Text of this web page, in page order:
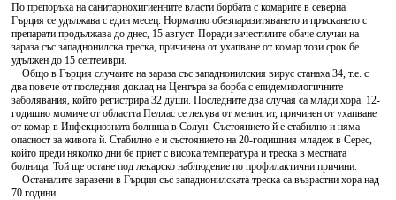
По препоръка на санитарнохигиенните власти борбата с комарите в северна
Гърция се удължава с един месец. Нормално обезпаразитяването и пръскането с
препарати продължава до днес, 15 август. Поради зачестилите обаче случаи на
зараза със западнонилска треска, причинена от ухапване от комар този срок бе
удължен до 15 септември.
Общо в Гърция случаите на зараза със западнонилския вирус станаха 34, т.е. с
два повече от последния доклад на Центъра за борба с епидемиологичните
заболявания, който регистрира 32 души. Последните два случая са млади хора. 12-
годишно момиче от областта Пеллас се лекува от менингит, причинен от ухапване
от комар в Инфекциозната болница в Солун. Състоянието й е стабилно и няма
опасност за живота й. Стабилно е и състоянието на 20-годишния младеж в Серес,
който преди няколко дни бе приет с висока температура и треска в местната
болница. Той ще остане под лекарско наблюдение по профилактични причини.
Останалите заразени в Гърция със западнонилската треска са възрастни хора над
70 години.